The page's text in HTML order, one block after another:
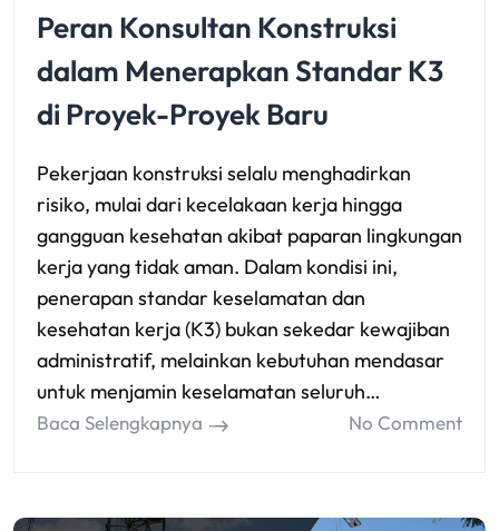
Peran Konsultan Konstruksi
dalam Menerapkan Standar K3
di Proyek-Proyek Baru
Pekerjaan konstruksi selalu menghadirkan
risiko, mulai dari kecelakaan kerja hingga
gangguan kesehatan akibat paparan lingkungan
kerja yang tidak aman. Dalam kondisi ini,
penerapan standar keselamatan dan
kesehatan kerja (K3) bukan sekedar kewajiban
administratif, melainkan kebutuhan mendasar
untuk menjamin keselamatan seluruh…
Baca Selengkapnya No Comment